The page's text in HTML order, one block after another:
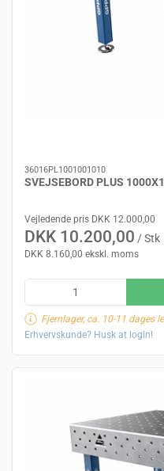
36016PL1001001010
SVEJSEBORD PLUS
Vejledende pris DKK 12.000,00
DKK 10.200,00 / Stk
DKK 8.160,00 ekskl. moms
Fjernlager, ca. 10-11 dages
Erhvervskunde? Husk at login!